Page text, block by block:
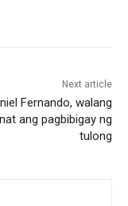
Next article
Fernando, walang
ang pagbibigay ng
tulong